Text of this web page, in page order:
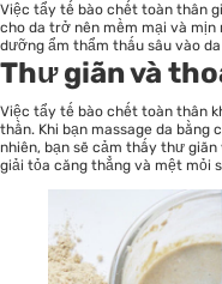
Việc tẩy tế bào chết toàn thân
cho da trở nên mềm mại và mịn
dưỡng ẩm thẩm thấu sâu vào
Thư giãn và
Việc tẩy tế bào chết toàn thân
thần. Khi bạn massage da
nhiên, bạn sẽ cảm thấy thư
giải tỏa căng thẳng và mệt mỏi